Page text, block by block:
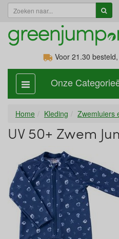
Voor 21.30
categorie
aan,
Onze
Home Kleding Zwemluiers
UV 50+ Zwem